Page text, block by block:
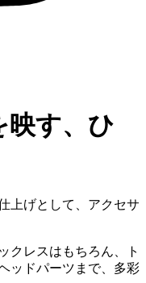
映す、ひ
上げとして、アクセサ
クレスはもちろん、ト
ッドパーツまで、多彩